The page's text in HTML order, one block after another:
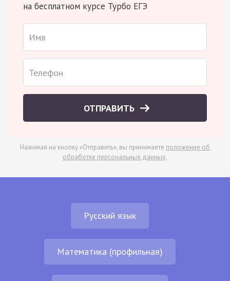
на бесплатном курсе Турбо ЕГЭ
ОТПРАВИТЬ
Нажимая на кнопку «Отправить», вы принимаете положение об
обработке персональных данных.
Русский язык
Математика (профильная)